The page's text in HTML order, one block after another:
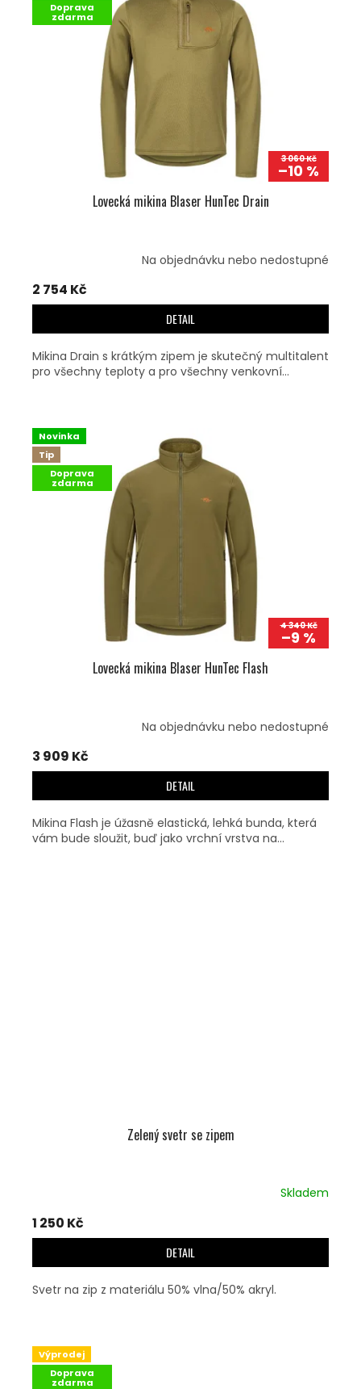
Doprava
zdarma
3 060 Kč
–10 %
Lovecká mikina Blaser HunTec Drain
Na objednávku nebo nedostupné
2 754 Kč
DETAIL
Mikina Drain s krátkým zipem je skutečný multitalent
pro všechny teploty a pro všechny venkovní...
Novinka
Tip
Doprava
zdarma
4 340 Kč
–9 %
Lovecká mikina Blaser HunTec Flash
Na objednávku nebo nedostupné
3 909 Kč
DETAIL
Mikina Flash je úžasně elastická, lehká bunda, která
vám bude sloužit, buď jako vrchní vrstva na...
Zelený svetr se zipem
Skladem
1 250 Kč
DETAIL
Svetr na zip z materiálu 50% vlna/50% akryl.
Výprodej
Doprava
zdarma